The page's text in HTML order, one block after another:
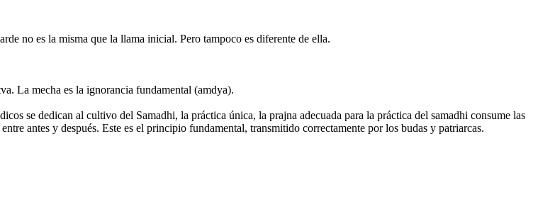
no es la misma que la llama inicial. Pero tampoco es diferente de ella.
La mecha es la ignorancia fundamental (amdya).
se dedican al cultivo del Samadhi, la práctica única, la prajna adecuada para la práctica del samadhi consume las
antes y después. Este es el principio fundamental, transmitido correctamente por los budas y patriarcas.